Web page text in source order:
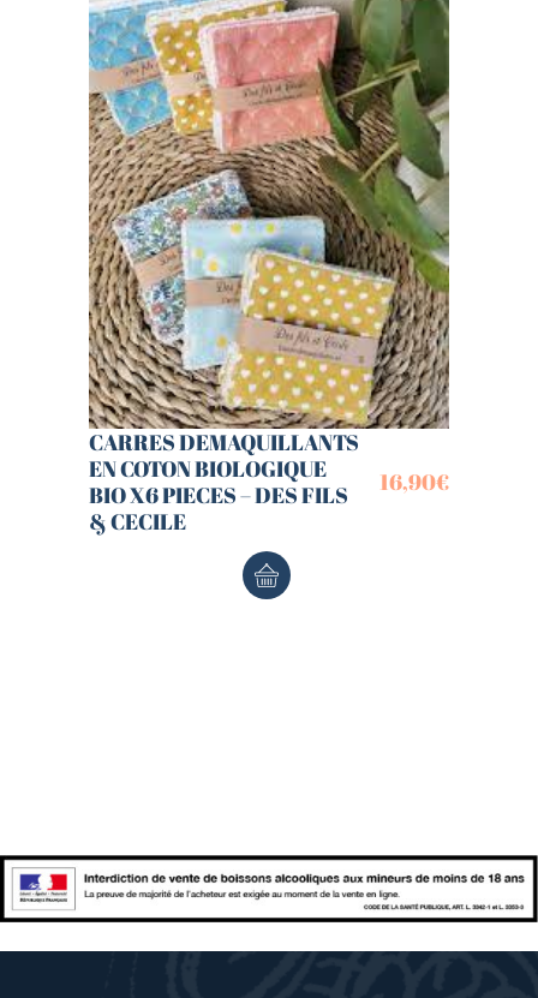
CARRES DEMAQUILLANTS
EN COTON BIOLOGIQUE
BIO X6 PIECES – DES FILS
& CECILE
16,90€